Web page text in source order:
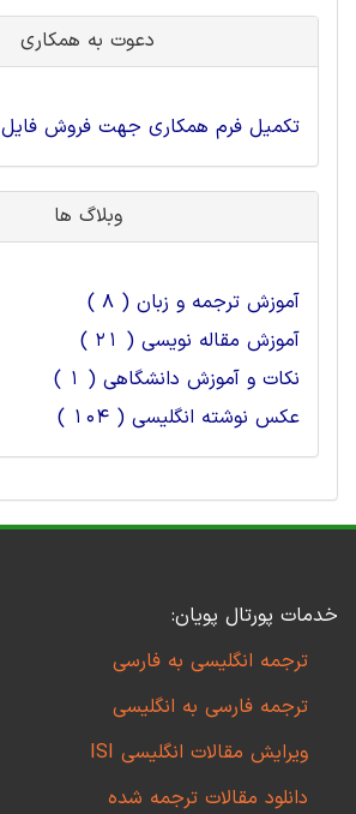
دعوت به همکاری
تکمیل فرم همکاری جهت فروش فایل
وبلاگ ها
آموزش ترجمه و زبان ( 8 )
آموزش مقاله نویسی ( 21 )
نکات و آموزش دانشگاهی ( 1 )
عکس نوشته انگلیسی ( 104 )
خدمات پورتال پویان:
ترجمه انگلیسی به فارسی
ترجمه فارسی به انگلیسی
ویرایش مقالات انگلیسی ISI
دانلود مقالات ترجمه شده